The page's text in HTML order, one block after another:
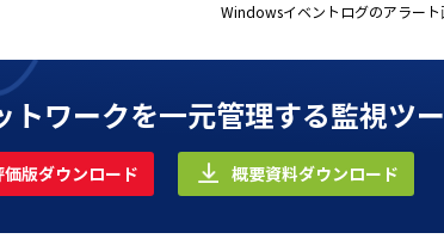
Windowsイベントログのアラート
トワークを一元管理する監視ツ
版ダウンロード 概要資料ダウンロード